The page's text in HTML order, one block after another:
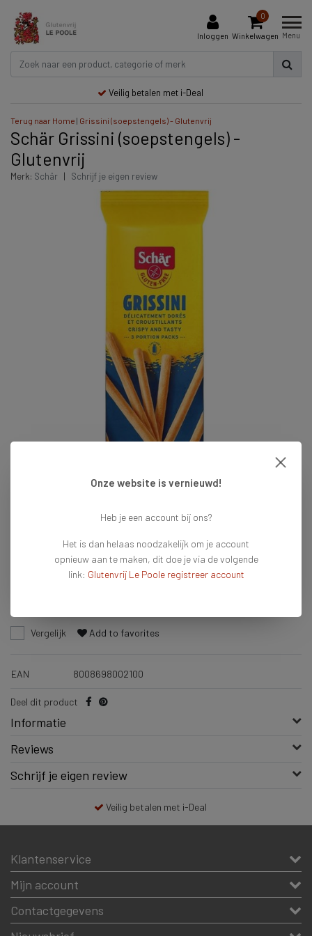
Inloggen
0
Winkelwagen Menu
Veilig betalen met i-Deal
Terug naar Home | Grissini (soepstengels) - Glutenvrij
Schär Grissini (soepstengels) -
Glutenvrij
Merk: Schär | Schrijf je eigen review
Vandaag voor 16:00 besteld = vandaag verzonden
Vergelijk Add to favorites
EAN 8008698002100
Deel dit product
Informatie
Reviews
Schrijf je eigen review
Veilig betalen met i-Deal
Klantenservice
Mijn account
Contactgegevens
Onze website is vernieuwd!
Heb je een account bij ons?
Het is dan helaas noodzakelijk om je account
opnieuw aan te maken, dit doe je via de volgende
link: Glutenvrij Le Poole registreer account